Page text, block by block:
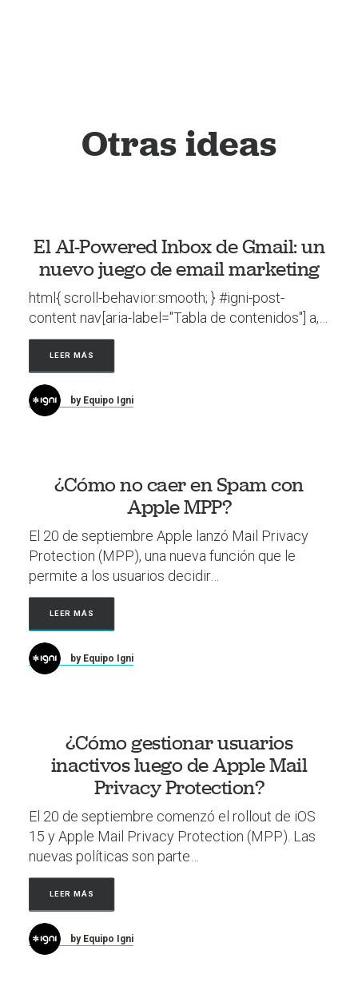
Otras ideas
El AI-Powered Inbox de Gmail: un
nuevo juego de email marketing
html{ scroll-behavior:smooth; } #igni-post-
content nav[aria-label="Tabla de contenidos"] a,…
LEER MÁS
by Equipo Igni
¿Cómo no caer en Spam con
Apple MPP?
El 20 de septiembre Apple lanzó Mail Privacy
Protection (MPP), una nueva función que le
permite a los usuarios decidir…
LEER MÁS
by Equipo Igni
¿Cómo gestionar usuarios
inactivos luego de Apple Mail
Privacy Protection?
El 20 de septiembre comenzó el rollout de iOS
15 y Apple Mail Privacy Protection (MPP). Las
nuevas políticas son parte…
LEER MÁS
by Equipo Igni